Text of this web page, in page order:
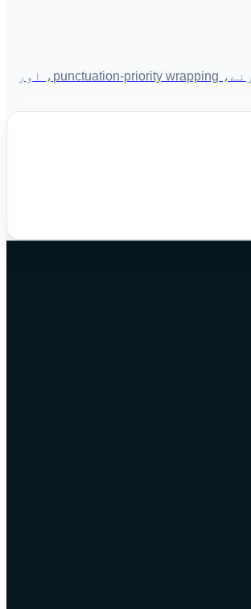
متن کو format کرنے کے لیے ہر N characters پر line breaks شامل کریں۔ existing line breaks کو preserve/reflow کرنے، whitespace پر wrap کرنے، punctuation-priority wrapping، اور